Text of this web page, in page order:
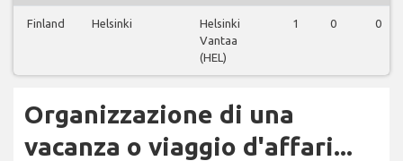
Finland Helsinki
Helsinki
Vantaa
(HEL)
1 0 0
Organizzazione di una
vacanza o viaggio d'affari...